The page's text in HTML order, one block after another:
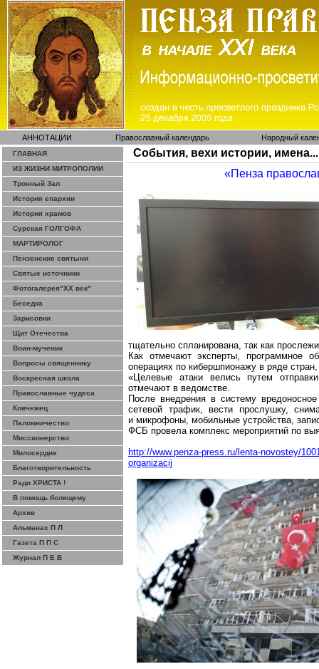
АННОТАЦИИ Православный календарь Народный
ГЛАВНАЯ
ИЗ ЖИЗНИ МИТРОПОЛИИ
Тронный Зал
История епархии
История храмов
Сурская ГОЛГОФА
МАРТИРОЛОГ
Пензенские святыни
Святые источники
Фотогалерея"ХХ век"
Беседка
Зарисовки
Щит Отечества
Воин-мученик
Вопросы священнику
Воскресная школа
Православные чудеса
Ковчежец
Паломничество
Миссионерство
Милосердие
Благотворительность
Ради ХРИСТА !
В помощь болящему
Архив
Альманах П Л
Газета П П С
Журнал П Е В
События, вехи истории, имена...
«Пенза
тщательно спланирована, так как
Как отмечают эксперты, программное
операциях по кибершпионажу в ряде
«Целевые атаки велись путем
отмечают в ведомстве.
После внедрения в систему
сетевой трафик, вести прослушку,
и микрофоны, мобильные устройства,
ФСБ провела комплекс мероприятий по
http://www.penza-press.ru/lenta-novostey/
organizacij